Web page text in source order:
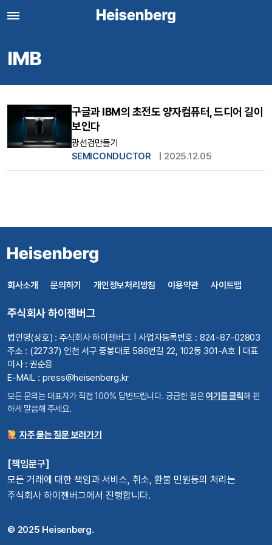
IMB
구글과 IBM의 초전도 양자컴퓨터, 드디어 길이
보인다
광선검만들기
SEMICONDUCTOR
2025.12.05
회사소개 문의하기 개인정보처리방침 이용약관 사이트맵
주식회사 하이젠버그
법인명(상호) : 주식회사 하이젠버그 | 사업자등록번호 : 824-87-02803
주소 : (22737) 인천 서구 중봉대로 586번길 22, 102동 301-A호 | 대표
이사 : 권순용
E-MAIL : press@heisenberg.kr
모든 문의는 대표자가 직접 100% 답변드립니다. 궁금한 점은여기를 클릭해 편
하게 말씀해 주세요.
자주 묻는 질문 보러가기
[책임문구]
모든 거래에 대한 책임과 서비스, 취소, 환불 민원등의 처리는
주식회사 하이젠버그에서 진행합니다.
© 2025 Heisenberg.